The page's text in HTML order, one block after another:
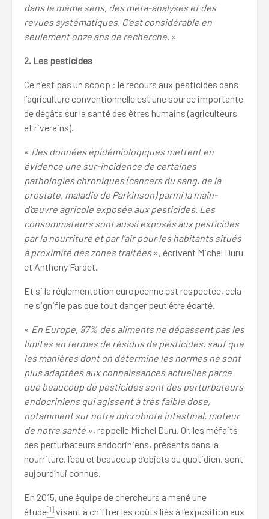
dans le même sens, des méta-analyses et des
revues systématiques. C’est considérable en
seulement onze ans de recherche. »
2. Les pesticides
Ce n’est pas un scoop : le recours aux pesticides dans
l’agriculture conventionnelle est une source importante
de dégâts sur la santé des êtres humains (agriculteurs
et riverains).
« Des données épidémiologiques mettent en
évidence une sur-incidence de certaines
pathologies chroniques (cancers du sang, de la
prostate, maladie de Parkinson) parmi la main-
d’œuvre agricole exposée aux pesticides. Les
consommateurs sont aussi exposés aux pesticides
par la nourriture et par l’air pour les habitants situés
à proximité des zones traitées», écrivent Michel Duru
et Anthony Fardet.
Et si la réglementation européenne est respectée, cela
ne signifie pas que tout danger peut être écarté.
« En Europe, 97% des aliments ne dépassent pas les
limites en termes de résidus de pesticides, sauf que
les manières dont on détermine les normes ne sont
plus adaptées aux connaissances actuelles parce
que beaucoup de pesticides sont des perturbateurs
endocriniens qui agissent à très faible dose,
notamment sur notre microbiote intestinal, moteur
de notre santé », rappelle Michel Duru. Or, les méfaits
des perturbateurs endocriniens, présents dans la
nourriture, l’eau et beaucoup d’objets du quotidien, sont
aujourd’hui connus.
En 2015, une équipe de chercheurs a mené une
étude[1] visant à chiffrer les coûts liés à l’exposition aux